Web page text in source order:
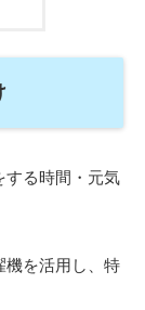
する時間・元気
機を活用し、特